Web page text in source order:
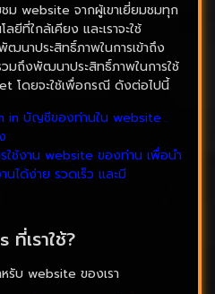
ชม website จากผู้เขาเยี่ยมชมทุก
ยีที่ใกล้เคียง และเราจะใช้
ฒนาประสิทธิ์ภาพในการเข้าถึง
มถึงพัฒนาประสิทธิ์ภาพในการใช้
โดยจะใช้เพื่อกรณี ดังต่อไปนี้
in บัญชีของท่านใน website
ใช้งาน website ของท่าน เพื่อนำ
นได้ง่าย รวดเร็ว และมี
ที่เราใช้?
รับ website ของเรา